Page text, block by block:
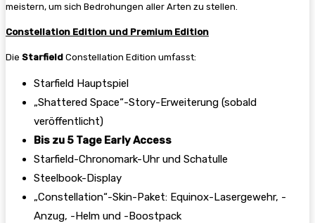
meistern, um sich Bedrohungen aller Arten zu stellen.
Constellation Edition und Premium Edition
Die Starfield Constellation Edition umfasst:
Starfield Hauptspiel
„Shattered Space“-Story-Erweiterung (sobald
veröffentlicht)
Bis zu 5 Tage Early Access
Starfield-Chronomark-Uhr und Schatulle
Steelbook-Display
„Constellation“-Skin-Paket: Equinox-Lasergewehr, -
Anzug, -Helm und -Boostpack